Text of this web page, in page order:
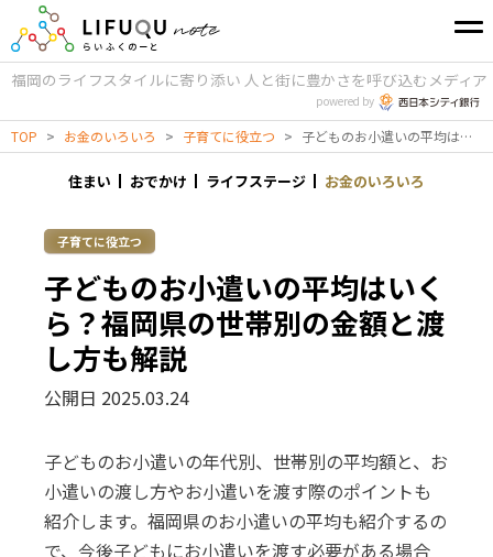
福岡のライフスタイルに寄り添い 人と街に豊かさを呼び込むメディア
powered by
TOP > お金のいろいろ > 子育てに役立つ > 子どものお小遣いの平均はいくら？福岡県の世帯別の金額と渡し方も解説
住まい おでかけ ライフステージ お金のいろいろ
子育てに役立つ
子どものお小遣いの平均はいく
ら？福岡県の世帯別の金額と渡
し方も解説
公開日 2025.03.24
子どものお小遣いの年代別、世帯別の平均額と、お
小遣いの渡し方やお小遣いを渡す際のポイントも
紹介します。福岡県のお小遣いの平均も紹介するの
で、今後子どもにお小遣いを渡す必要がある場合